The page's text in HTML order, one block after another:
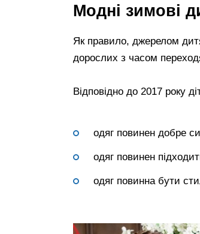
Модні зимові
Як правило, джерелом
дорослих з часом
Відповідно до 2017 року
одяг повинен добре
одяг повинен
одяг повинна бути